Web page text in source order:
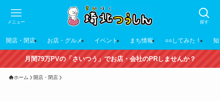
探す
メニュー
開店・閉店 お店・グルメ イベント まち情報 ○○してみた！
月間79万PVの「さいつう」でお店・会社のPRしませんか？
ホーム 開店・閉店